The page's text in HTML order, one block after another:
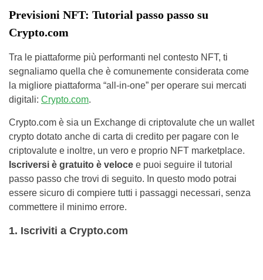
Previsioni NFT: Tutorial passo passo su
Crypto.com
Tra le piattaforme più performanti nel contesto NFT, ti
segnaliamo quella che è comunemente considerata come
la migliore piattaforma “all-in-one” per operare sui mercati
digitali: Crypto.com.
Crypto.com è sia un Exchange di criptovalute che un wallet
crypto dotato anche di carta di credito per pagare con le
criptovalute e inoltre, un vero e proprio NFT marketplace.
Iscriversi è gratuito è veloce e puoi seguire il tutorial
passo passo che trovi di seguito. In questo modo potrai
essere sicuro di compiere tutti i passaggi necessari, senza
commettere il minimo errore.
1. Iscriviti a Crypto.com